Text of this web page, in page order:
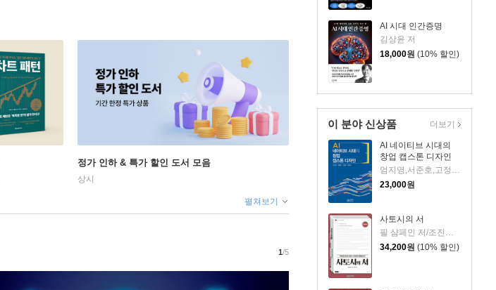
AI 시대 인간증명
김상윤 저
18,000원 (10% 할인)
이 분야 신상품
AI 네이티브 시대의
창업 캡스톤 디자인
엄지영,서준호,고정연,정휘도 저
23,000원
사토시의 서
34,200원 (10% 할인)
더보기
정가 인하 & 특가 할인 도서 모음
상시
펼쳐보기
1/5